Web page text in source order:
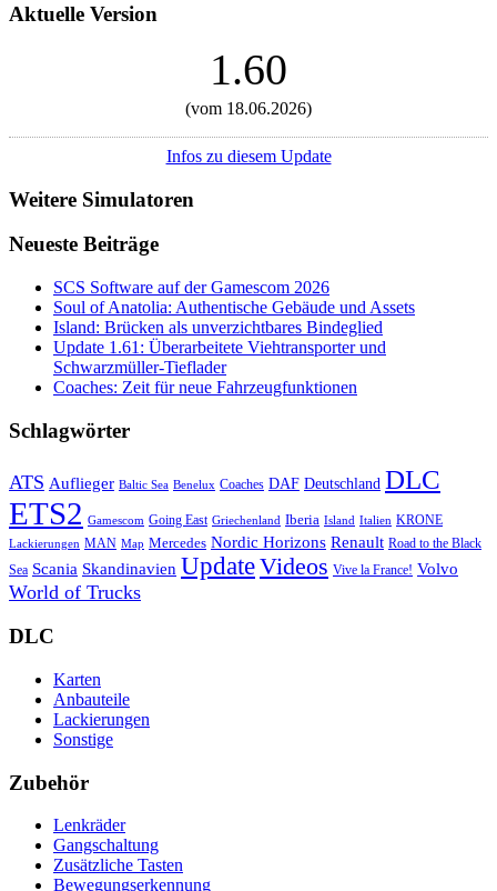
Aktuelle Version
1.60
(vom 18.06.2026)
Infos zu diesem Update
Weitere Simulatoren
Neueste Beiträge
SCS Software auf der Gamescom 2026
Soul of Anatolia: Authentische Gebäude und Assets
Island: Brücken als unverzichtbares Bindeglied
Update 1.61: Überarbeitete Viehtransporter und
Schwarzmüller-Tieflader
Coaches: Zeit für neue Fahrzeugfunktionen
Schlagwörter
ATS Auflieger Baltic Sea Benelux Coaches DAF Deutschland DLC
ETS2 Gamescom Going East Griechenland Iberia Island Italien KRONE
Lackierungen MAN Map Mercedes Nordic Horizons Renault Road to the Black
Sea Scania Skandinavien UpdateVideos Vive la France! Volvo
World of Trucks
DLC
Karten
Anbauteile
Lackierungen
Sonstige
Zubehör
Lenkräder
Gangschaltung
Zusätzliche Tasten
Bewegungserkennung